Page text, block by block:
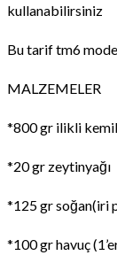
kullanabilirsiniz
Bu tarif tm6
MALZEMELER
*800 gr ilikli
*20 gr zeytinyağı
*125 gr soğan(iri
*100 gr havuç